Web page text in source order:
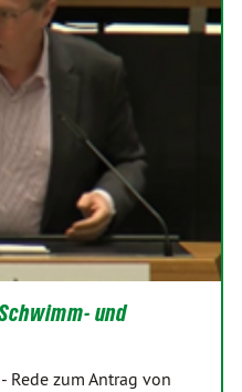
und
- Rede zum Antrag von